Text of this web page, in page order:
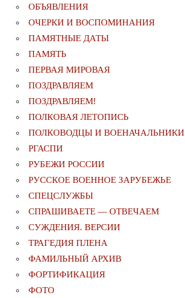
ОБЪЯВЛЕНИЯ
ОЧЕРКИ И ВОСПОМИНАНИЯ
ПАМЯТНЫЕ ДАТЫ
ПАМЯТЬ
ПЕРВАЯ МИРОВАЯ
ПОЗДРАВЛЯЕМ
ПОЗДРАВЛЯЕМ!
ПОЛКОВАЯ ЛЕТОПИСЬ
ПОЛКОВОДЦЫ И ВОЕНАЧАЛЬНИКИ
РГАСПИ
РУБЕЖИ РОССИИ
РУССКОЕ ВОЕННОЕ ЗАРУБЕЖЬЕ
СПЕЦСЛУЖБЫ
СПРАШИВАЕТЕ — ОТВЕЧАЕМ
СУЖДЕНИЯ. ВЕРСИИ
ТРАГЕДИЯ ПЛЕНА
ФАМИЛЬНЫЙ АРХИВ
ФОРТИФИКАЦИЯ
ФОТО